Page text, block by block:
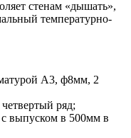
стенам «дышать»,
температурно-
А3, ф8мм, 2
ряд;
выпуском в 500мм в